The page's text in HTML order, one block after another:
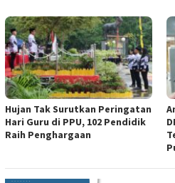
Hujan Tak Surutkan Peringatan
Hari Guru di PPU, 102 Pendidik
Raih Penghargaan